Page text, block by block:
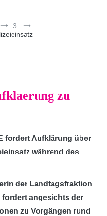
3.
zu
fordert Aufklärung über
während des
der Landtagsfraktion
fordert angesichts der
zu Vorgängen rund